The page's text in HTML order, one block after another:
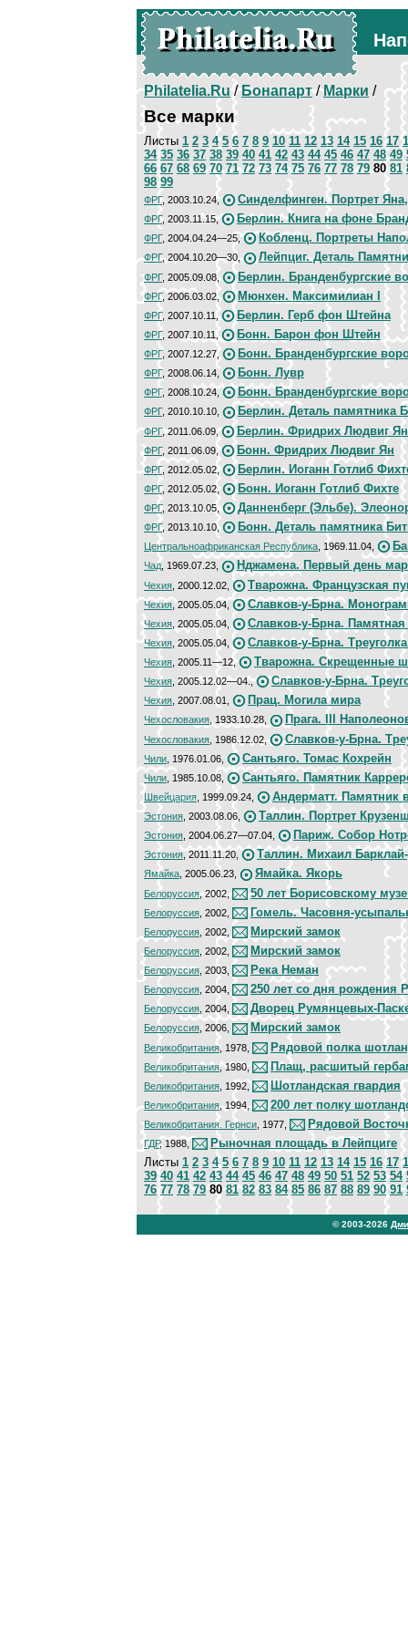
Philatelia.Ru/Бонапарт/Марки /
Все марки
Листы 1 2 3 4 5 6 7 8 9 10 11 12 13 14 15 16 17
34 35 36 37 38 39 40 41 42 43 44 45 46 47 48 49
66 67 68 69 70 71 72 73 74 75 76 77 78 79 80 81
98 99
ФРГ, 2003.10.24, Синделфинген. Портрет
ФРГ, 2003.11.15, Берлин. Книга на фоне
ФРГ, 2004.04.24—25, Кобленц. Портреты
ФРГ, 2004.10.20—30, Лейпциг. Деталь
ФРГ, 2005.09.08, Берлин. Бранденбургские
ФРГ, 2006.03.02, Мюнхен. Максимилиан I
ФРГ, 2007.10.11, Берлин. Герб фон Штейна
ФРГ, 2007.10.11, Бонн. Барон фон Штейн
ФРГ, 2007.12.27, Бонн. Бранденбургские
ФРГ, 2008.06.14, Бонн. Лувр
ФРГ, 2008.10.24, Бонн. Бранденбургские
ФРГ, 2010.10.10, Берлин. Деталь памятника
ФРГ, 2011.06.09, Берлин. Фридрих Людвиг Ян
ФРГ, 2011.06.09, Бонн. Фридрих Людвиг Ян
ФРГ, 2012.05.02, Берлин. Иоганн Готлиб
ФРГ, 2012.05.02, Бонн. Иоганн Готлиб Фихте
ФРГ, 2013.10.05, Данненберг (Эльбе).
ФРГ, 2013.10.10, Бонн. Деталь памятника
Центральноафриканская Республика , 1969.11.04,
Чад, 1969.07.23, Нджамена. Первый день
Чехия , 2000.12.02, Тварожна. Французская
Чехия , 2005.05.04, Славков-у-Брна.
Чехия , 2005.05.04, Славков-у-Брна. Памятная
Чехия , 2005.05.04, Славков-у-Брна.
Чехия , 2005.11—12, Тварожна. Скрещенные
Чехия , 2005.12.02—04., Славков-у-Брна.
Чехия , 2007.08.01, Прац. Могила мира
Чехословакия , 1933.10.28, Прага. III
Чехословакия , 1986.12.02, Славков-у-Брна.
Чили , 1976.01.06, Сантьяго. Томас Кохрейн
Чили , 1985.10.08, Сантьяго. Памятник
Швейцария , 1999.09.24, Андерматт. Памятник
Эстония , 2003.08.06, Таллин. Портрет
Эстония , 2004.06.27—07.04, Париж. Собор
Эстония , 2011.11.20, Таллин. Михаил
Ямайка , 2005.06.23, Ямайка. Якорь
Белорусcия, 2002, 50 лет Борисовскому
Белорусcия , 2002, Гомель. Часовня-
Белорусcия , 2002, Мирский замок
Белорусcия , 2002, Мирский замок
Белорусcия , 2003, Река Неман
Белорусcия , 2004, 250 лет со дня рождения
Белорусcия , 2004, Дворец Румянцевых-
Белорусcия , 2006, Мирский замок
Великобритания, 1978, Рядовой полка
Великобритания, 1980, Плащ, расшитый
Великобритания , 1992, Шотландская гвардия
Великобритания, 1994, 200 лет полку
Великобритания. Гернси , 1977, Рядовой
ГДР, 1988,
Рыночная площадь в Лейпциге
Листы 1 2 3 4 5 6 7 8 9 10 11 12 13 14 15 16 17
39 40 41 42 43 44 45 46 47 48 49 50 51 52 53 54
76 77 78 79 80 81 82 83 84 85 86 87 88 89 90 91
© 2003-2026